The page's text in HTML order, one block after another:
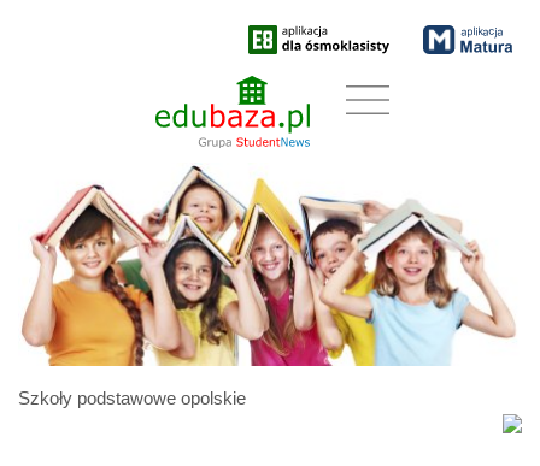
Szkoły podstawowe opolskie